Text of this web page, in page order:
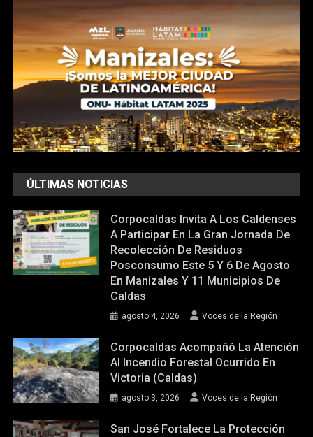
ÚLTIMAS NOTICIAS
Corpocaldas Invita A Los Caldenses
A Participar En La Gran Jornada De
Recolección De Residuos
Posconsumo Este 5 Y 6 De Agosto
En Manizales Y 11 Municipios De
Caldas
agosto 4, 2026 Voces de la Región
Corpocaldas Acompañó La Atención
Al Incendio Forestal Ocurrido En
Victoria (Caldas)
agosto 3, 2026 Voces de la Región
San José Fortalece La Protección